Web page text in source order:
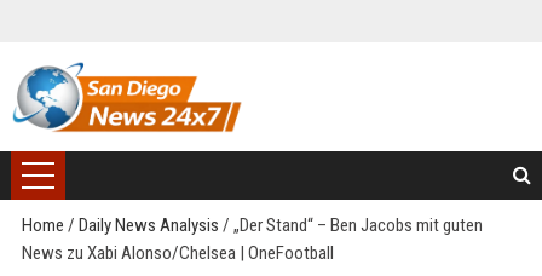
Home / Daily News Analysis / „Der Stand“ – Ben Jacobs mit guten
News zu Xabi Alonso/Chelsea | OneFootball